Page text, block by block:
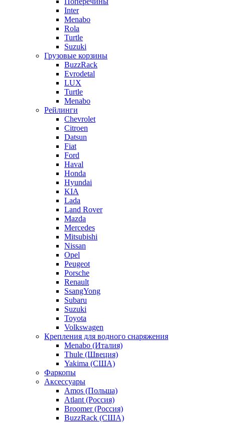
Inter
Menabo
Rola
Turtle
Suzuki
Грузовые корзины
BuzzRack
Evrodetal
LUX
Turtle
Menabo
Рейлинги
Chevrolet
Citroen
Datsun
Fiat
Ford
Haval
Honda
Hyundai
KIA
Lada
Land Rover
Mazda
Mercedes
Mitsubishi
Nissan
Opel
Peugeot
Porsche
Renault
SsangYong
Subaru
Suzuki
Toyota
Volkswagen
Крепления для водного снаряжения
Menabo (Италия)
Thule (Швеция)
Yakima (США)
Фаркопы
Аксессуары
Amos (Польша)
Atlant (Россия)
Broomer (Россия)
BuzzRack (США)